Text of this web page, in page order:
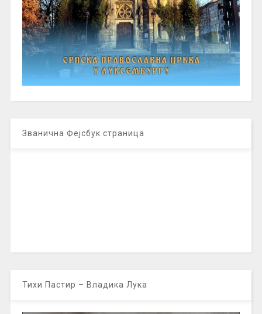
Званична Фејсбук страница
Тихи Пастир – Владика Лука